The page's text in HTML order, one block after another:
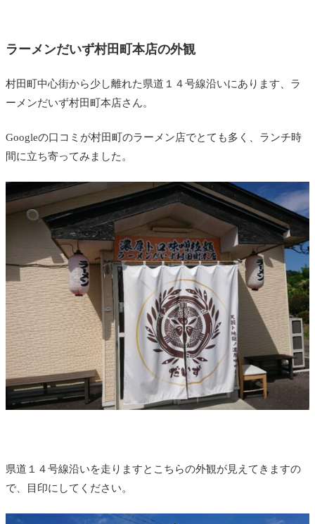
ラーメンだいず村田町本店の外観
村田町中心街から少し離れた県道１４号線沿いにあります、ラ
ーメンだいず村田町本店さん。
Googleの口コミが村田町のラーメン店でとても多く、ランチ時
間に立ち寄ってみました。
県道１４号線沿いを走りますとこちらの外観が見えてきますの
で、目印にしてください。